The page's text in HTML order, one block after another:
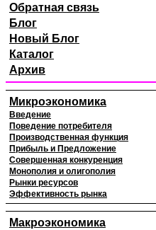
Обратная связь
Блог
Новый Блог
Каталог
Архив
Микроэкономика
Введение
Поведение потребителя
Производственная функция
Прибыль и Предложение
Совершенная конкуренция
Монополия и олигополия
Рынки ресурсов
Эффективность рынка
Макроэкономика